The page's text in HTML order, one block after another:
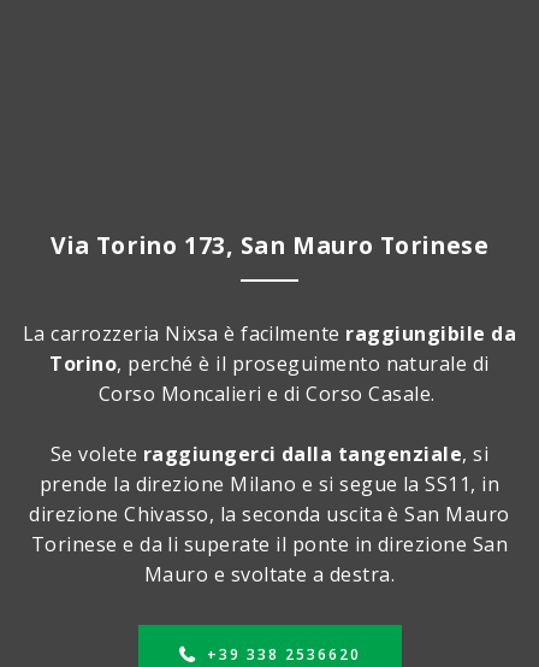
Via Torino 173, San Mauro Torinese
La carrozzeria Nixsa è facilmente raggiungibile da
Torino, perché è il proseguimento naturale di
Corso Moncalieri e di Corso Casale.
Se volete raggiungerci dalla tangenziale, si
prende la direzione Milano e si segue la SS11, in
direzione Chivasso, la seconda uscita è San Mauro
Torinese e da li superate il ponte in direzione San
Mauro e svoltate a destra.
+39 338 2536620